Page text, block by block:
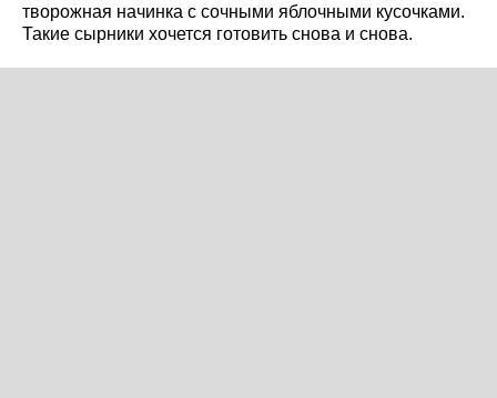
творожная начинка с сочными яблочными кусочками.
Такие сырники хочется готовить снова и снова.